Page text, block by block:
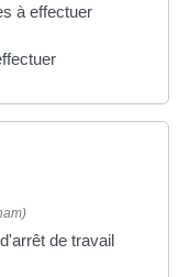
à effectuer
de travail